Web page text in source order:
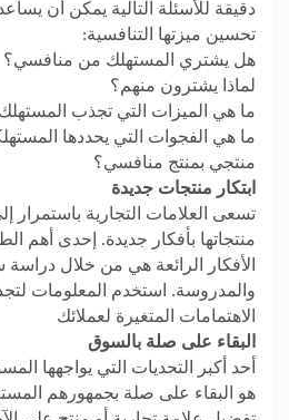
دقيقة للأسئلة التالية يمكن أن
تحسين ميزتها التنافسية:
هل يشتري المستهلك من منافسي؟
لماذا يشترون منهم؟
ما هي الميزات التي تجذب
ما هي الفجوات التي يحددها
منتجي بمنتج منافسي؟
ابتكار منتجات جديدة
تسعى العلامات التجارية
منتجاتها بأفكار جديدة. إحدى أهم
الأفكار الرائعة هي من خلال
والمدروسة. استخدم المعلومات
الاهتمامات المتغيرة لعملائك
البقاء على صلة بالسوق
أحد أكبر التحديات التي يواجهها
هو البقاء على صلة بجمهورهم